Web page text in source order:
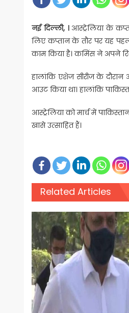
नई दिल्ली, ।आस्ट्रेलिया के
लिए कप्तान के तौर पर यह
काम किया है। कमिंस ने अपने
हालांकि एशेज सीरीज के
आउट किया था। हालांकि
आस्ट्रेलिया को मार्च में
खासे उत्साहित हैं।
Related Articles